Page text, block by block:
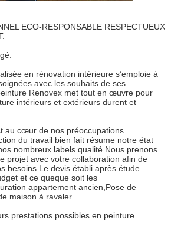
ECO-RESPONSABLE RESPECTUEUX
en rénovation intérieure s’emploie à
avec les souhaits de ses
Renovex met tout en œuvre pour
intérieurs et extérieurs durent et
au cœur de nos préoccupations
du travail bien fait résume notre état
nombreux labels qualité.Nous prenons
projet avec votre collaboration afin de
besoins.Le devis établi après étude
et ce queque soit les
appartement ancien,Pose de
maison à ravaler.
prestations possibles en peinture